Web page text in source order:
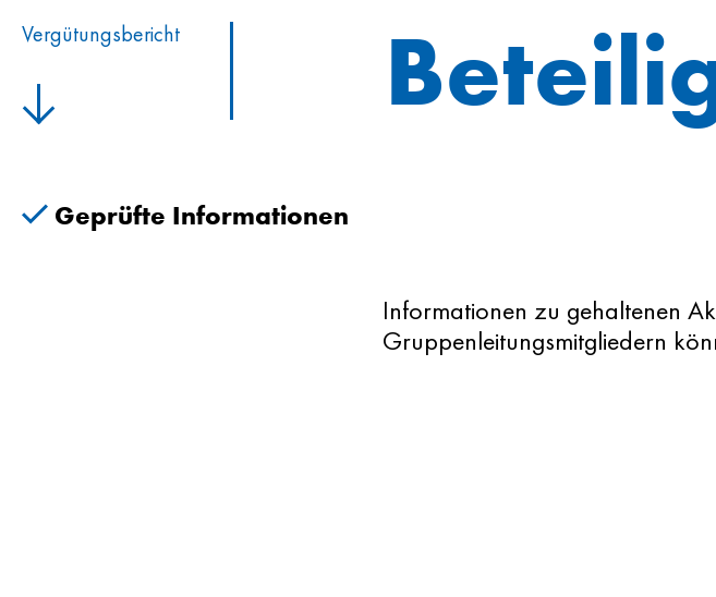
Vergütungs­bericht
Geprüfte Informationen
Informationen zu gehaltenen
Gruppenleitungsmitgliedern